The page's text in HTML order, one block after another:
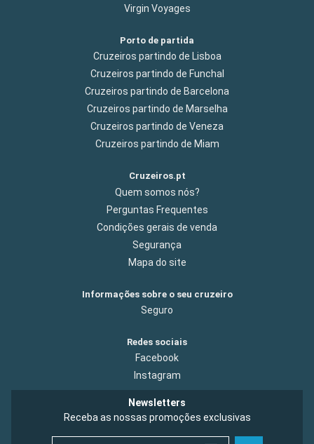
Virgin Voyages
Porto de partida
Cruzeiros partindo de Lisboa
Cruzeiros partindo de Funchal
Cruzeiros partindo de Barcelona
Cruzeiros partindo de Marselha
Cruzeiros partindo de Veneza
Cruzeiros partindo de Miam
Cruzeiros.pt
Quem somos nós?
Perguntas Frequentes
Condições gerais de venda
Segurança
Mapa do site
Informações sobre o seu cruzeiro
Seguro
Redes sociais
Facebook
Instagram
Newsletters
Receba as nossas promoções exclusivas